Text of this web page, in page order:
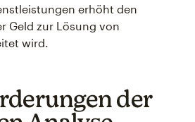
erhöht den
Geld zur Lösung von
wird.
der